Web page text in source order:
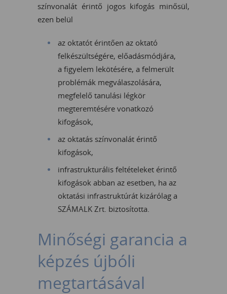
színvonalát érintő jogos kifogás minősül,
ezen belül
az oktatót érintően az oktató
felkészültségére, előadásmódjára,
a figyelem lekötésére, a felmerült
problémák megválaszolására,
megfelelő tanulási légkör
megteremtésére vonatkozó
kifogások,
az oktatás színvonalát érintő
kifogások,
infrastrukturális feltételeket érintő
kifogások abban az esetben, ha az
oktatási infrastruktúrát kizárólag a
SZÁMALK Zrt. biztosította.
Minőségi garancia a
képzés újbóli
megtartásával